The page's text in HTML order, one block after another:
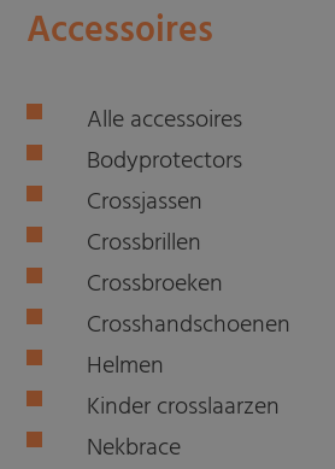
Accessoires
Alle accessoires
Bodyprotectors
Crossjassen
Crossbrillen
Crossbroeken
Crosshandschoenen
Helmen
Kinder crosslaarzen
Nekbrace